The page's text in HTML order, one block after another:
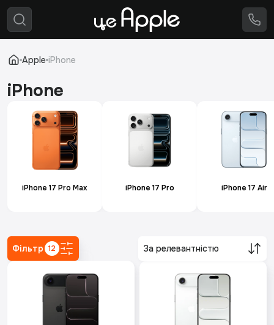
⚙️
🔄
Apple iPhone
iPhone
iPhone 17 Pro Max iPhone 17 Pro iPhone 17 Air
Фільтр 12 За релевантністю